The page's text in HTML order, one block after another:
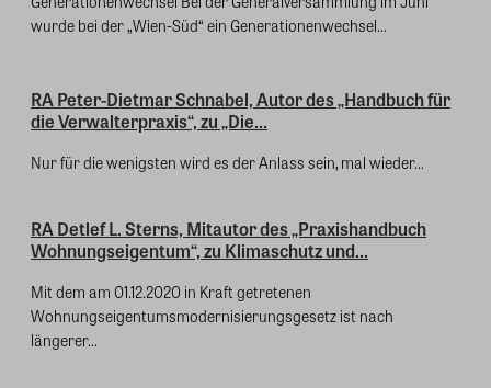
wurde bei der „Wien-Süd“ ein Generationenwechsel...
RA Peter-Dietmar Schnabel, Autor des „Handbuch für
die Verwalterpraxis“, zu „Die...
Nur für die wenigsten wird es der Anlass sein, mal wieder...
RA Detlef L. Sterns, Mitautor des „Praxishandbuch
Wohnungseigentum“, zu Klimaschutz und...
Mit dem am 01.12.2020 in Kraft getretenen
Wohnungseigentumsmodernisierungsgesetz ist nach
längerer...